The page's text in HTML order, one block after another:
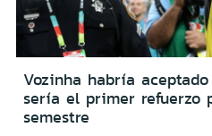
Vozinha habría
sería el primer refuerzo
semestre